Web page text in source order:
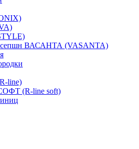
ВАСАНТА (VASANTA)
line)
(R-line soft)